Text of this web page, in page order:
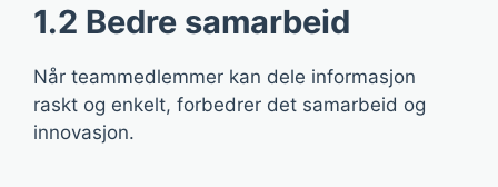
1.2 Bedre samarbeid
Når teammedlemmer kan dele informasjon
raskt og enkelt, forbedrer det samarbeid og
innovasjon.